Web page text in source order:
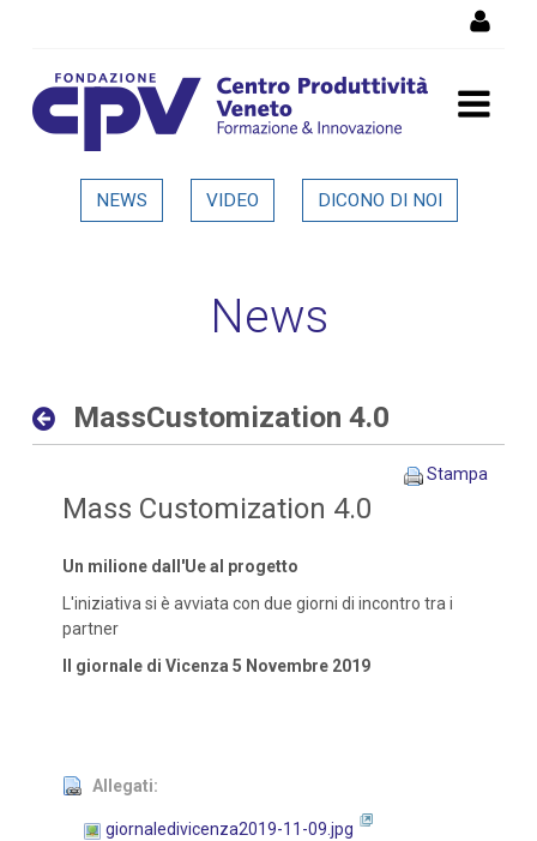
MassCustomization 4.0 -
NEWS VIDEO DICONO DI NOI
News
MassCustomization 4.0
Stampa
Mass Customization 4.0
Un milione dall'Ue al progetto
L'iniziativa si è avviata con due giorni di incontro tra i
partner
Il giornale di Vicenza 5 Novembre 2019
Allegati:
giornaledivicenza2019-11-09.jpg